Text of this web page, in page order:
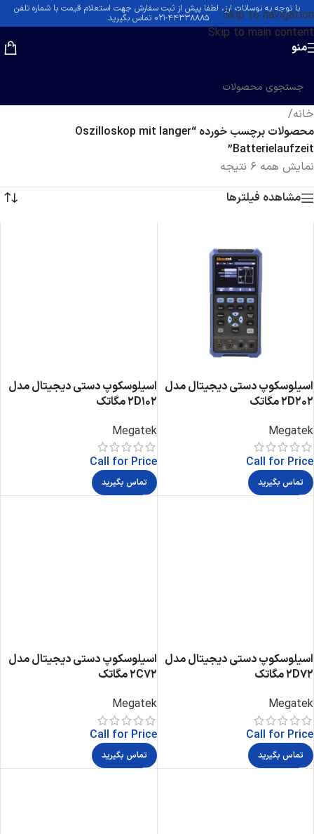
Skip to navigation
Skip to main content
با توجه به نوسانات ارز، لطفا پیش از ثبت سفارش جهت استعلام قیمت با شماره تلفن
۴۴۳۳۸۸۸۵-۰۲۱ تماس بگیرید.
منو
خانه/
محصولات برچسب خورده “Oszilloskop mit langer
Batterielaufzeit”
نمایش همه 6 نتیجه
مشاهده فیلترها
اسیلوسکوپ دستی دیجیتال مدل
2D202 مگاتک
Megatek
Call for Price
تماس بگیرید
اسیلوسکوپ دستی دیجیتال مدل
2D102 مگاتک
Megatek
Call for Price
تماس بگیرید
اسیلوسکوپ دستی دیجیتال مدل
2D72 مگاتک
Megatek
Call for Price
تماس بگیرید
اسیلوسکوپ دستی دیجیتال مدل
2C72 مگاتک
Megatek
Call for Price
تماس بگیرید